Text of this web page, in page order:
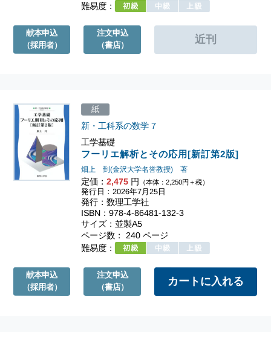
難易度：
献本申込
（採用者）
注文申込
（書店）
工学基礎
フーリエ解析とその応用[新訂第2版]
新・工科系の数学 7
畑上 到(金沢大学名誉教授) 著
定価：2,475 円 （本体：2,250円＋税）
紙
発行日：2026年7月25日
発行：数理工学社
ISBN：978-4-86481-132-3
サイズ：並製A5
ページ数： 240 ページ
難易度：
献本申込
（採用者）
注文申込
（書店）